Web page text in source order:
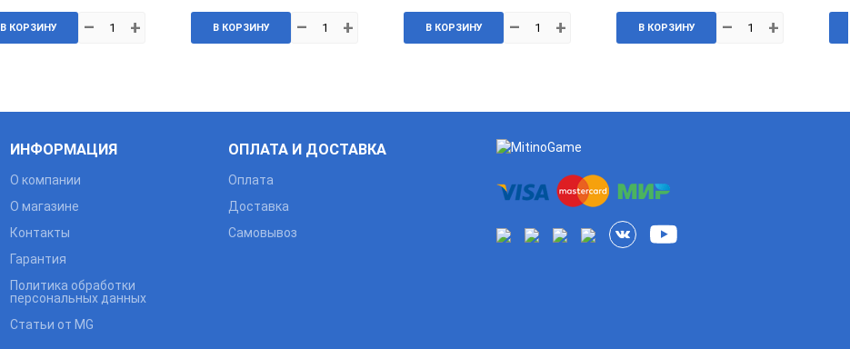
В КОРЗИНУ – + В КОРЗИНУ – + В КОРЗИНУ – + В КОРЗИНУ – +
ИНФОРМАЦИЯ
О компании
О магазине
Контакты
Гарантия
Политика обработки
персональных данных
Статьи от MG
ОПЛАТА И ДОСТАВКА
Оплата
Доставка
Самовывоз